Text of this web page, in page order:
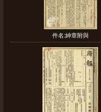
件名:紳章附與